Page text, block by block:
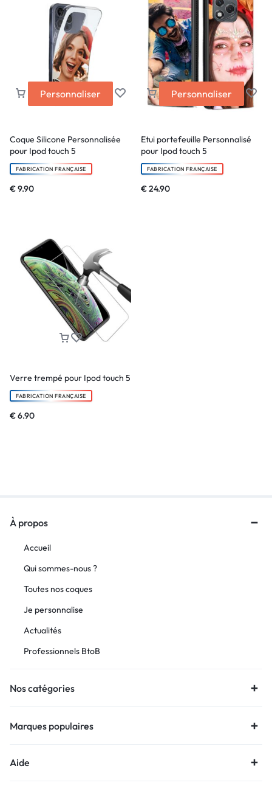
Personnaliser
Coque Silicone Personnalisée
pour Ipod touch 5
FABRICATION FRANÇAISE
€9.90
Personnaliser
Etui portefeuille Personnalisé
pour Ipod touch 5
FABRICATION FRANÇAISE
€24.90
Verre trempé pour Ipod touch 5
FABRICATION FRANÇAISE
€6.90
À propos
Accueil
Qui sommes-nous ?
Toutes nos coques
Je personnalise
Actualités
Professionnels BtoB
Nos catégories
Marques populaires
Aide